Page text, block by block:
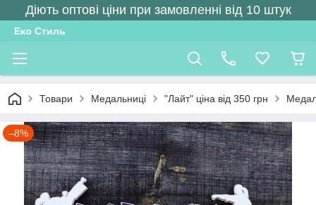
Діють оптові ціни при замовленні від 10 штук
Еко Стиль
Товари Медальниці "Лайт" ціна від 350 грн
–8%